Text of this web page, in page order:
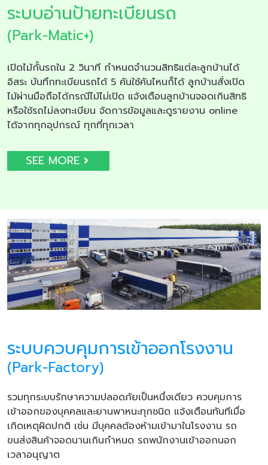
ระบบอ่านป้ายทะเบียนรถ
(Park-Matic+)
เปิดไม้กั้นรถใน 2 วินาที กำหนดจำนวนสิทธิแต่ละลูกบ้านได้
อิสระ บันทึกทะเบียนรถได้ 5 คันใช้คันไหนก็ได้ ลูกบ้านสั่งเปิด
ไม้ผ่านมือถือได้กรณีไม้ไม่เปิด แจ้งเตือนลูกบ้านจอดเกินสิทธิ
หรือใช้รถไม่ลงทะเบียน จัดการข้อมูลและดูรายงาน online
ได้จากทุกอุปกรณ์ ทุกที่ทุกเวลา
SEE MORE
ระบบควบคุมการเข้าออกโรงงาน
(Park-Factory)
รวมทุกระบบรักษาความปลอดภัยเป็นหนึ่งเดียว ควบคุมการ
เข้าออกของบุคคลและยานพาหนะทุกชนิด แจ้งเตือนทันทีเมื่อ
เกิดเหตุผิดปกติ เช่น มีบุคคลต้องห้ามเข้ามาในโรงงาน รถ
ขนส่งสินค้าจอดนานเกินกำหนด รถพนักงานเข้าออกนอก
เวลาอนุญาต